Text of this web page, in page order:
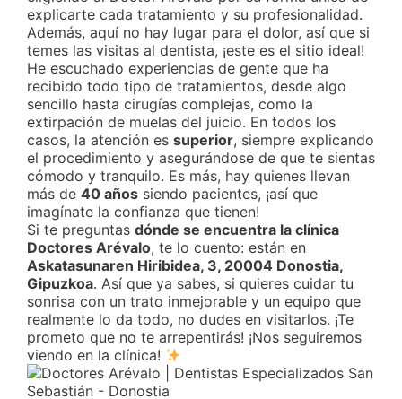
explicarte cada tratamiento y su profesionalidad.
Además, aquí no hay lugar para el dolor, así que si
temes las visitas al dentista, ¡este es el sitio ideal!
He escuchado experiencias de gente que ha
recibido todo tipo de tratamientos, desde algo
sencillo hasta cirugías complejas, como la
extirpación de muelas del juicio. En todos los
casos, la atención es superior, siempre explicando
el procedimiento y asegurándose de que te sientas
cómodo y tranquilo. Es más, hay quienes llevan
más de 40 años siendo pacientes, ¡así que
imagínate la confianza que tienen!
Si te preguntas dónde se encuentra la clínica
Doctores Arévalo, te lo cuento: están en
Askatasunaren Hiribidea, 3, 20004 Donostia,
Gipuzkoa. Así que ya sabes, si quieres cuidar tu
sonrisa con un trato inmejorable y un equipo que
realmente lo da todo, no dudes en visitarlos. ¡Te
prometo que no te arrepentirás! ¡Nos seguiremos
viendo en la clínica!